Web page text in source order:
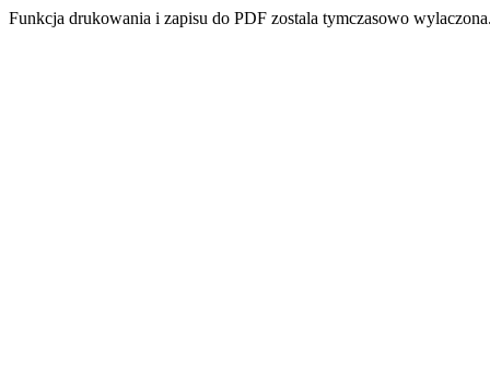
Funkcja drukowania i zapisu do PDF zostala tymczasowo